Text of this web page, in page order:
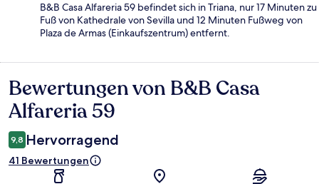
B&B Casa Alfareria 59 befindet sich in Triana, nur 17 Minuten zu
Fuß von Kathedrale von Sevilla und 12 Minuten Fußweg von
Plaza de Armas (Einkaufszentrum) entfernt.
Bewertungen
Bewertungen von B&B Casa
Alfareria 59
9,8 Hervorragend
41 Bewertungen